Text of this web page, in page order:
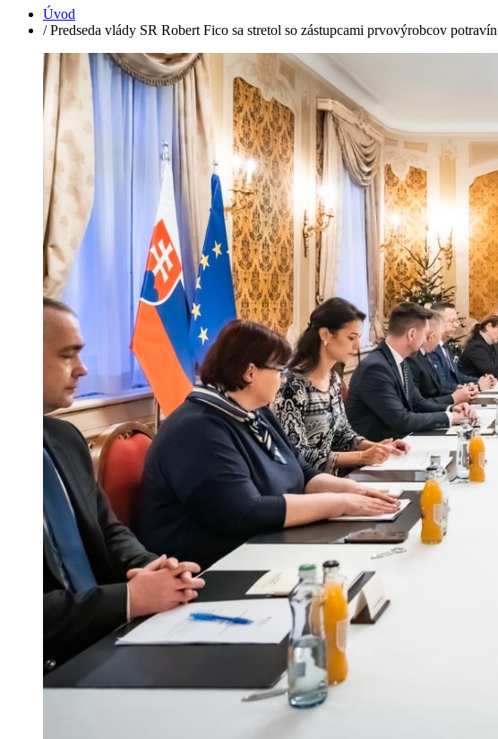
Úvod
/ Predseda vlády SR Robert Fico sa stretol so zástupcami prvovýrobcov potravín